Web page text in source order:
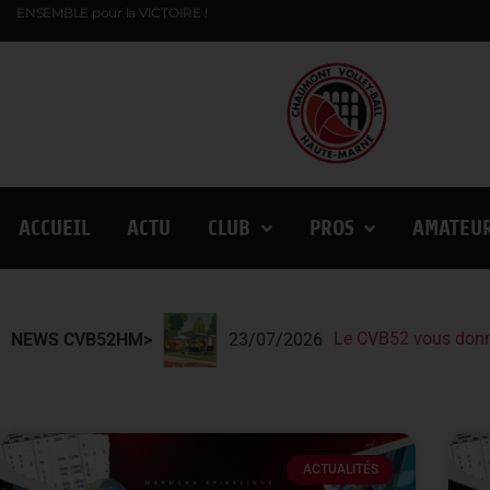
ENSEMBLE pour la VICTOIRE !
ACCUEIL ACTU CLUB PROS
NEWS CVB52HM> 23/07/2026 Le CVB52 vous
Le CVB52 présent
Lindqvist et la
ACTUALITÉS